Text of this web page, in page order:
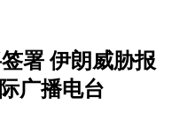
署 伊朗威胁报
广播电台